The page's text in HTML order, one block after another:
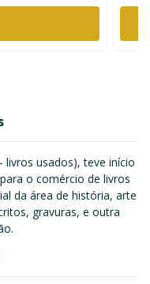
livros usados), teve início
o comércio de livros
da área de história, arte
gravuras, e outra